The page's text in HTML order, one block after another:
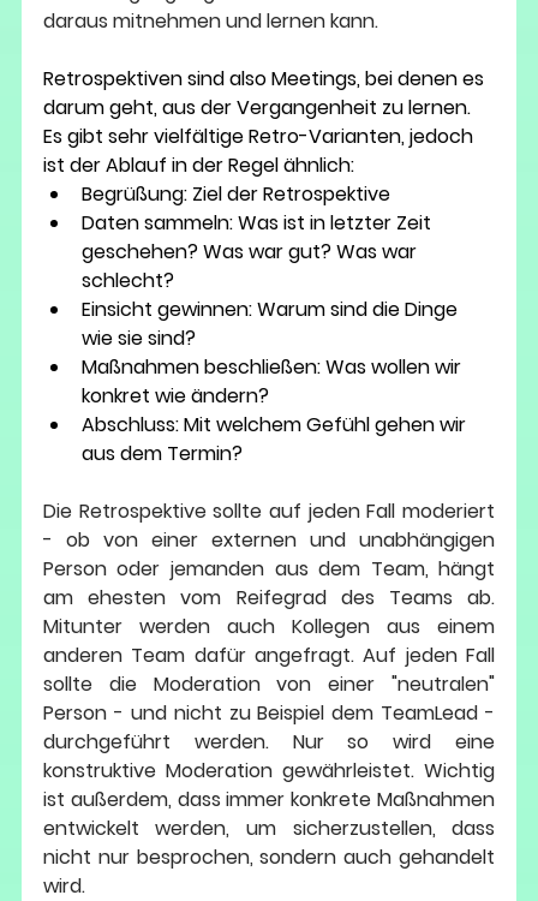
daraus mitnehmen und lernen kann.
Retrospektiven sind also Meetings, bei denen es
darum geht, aus der Vergangenheit zu lernen.
Es gibt sehr vielfältige Retro-Varianten, jedoch
ist der Ablauf in der Regel ähnlich:
Begrüßung: Ziel der Retrospektive
Daten sammeln: Was ist in letzter Zeit
geschehen? Was war gut? Was war
schlecht?
Einsicht gewinnen: Warum sind die Dinge
wie sie sind?
Maßnahmen beschließen: Was wollen wir
konkret wie ändern?
Abschluss: Mit welchem Gefühl gehen wir
aus dem Termin?
Die Retrospektive sollte auf jeden Fall moderiert
- ob von einer externen und unabhängigen
Person oder jemanden aus dem Team, hängt
am ehesten vom Reifegrad des Teams ab.
Mitunter werden auch Kollegen aus einem
anderen Team dafür angefragt. Auf jeden Fall
sollte die Moderation von einer "neutralen"
Person - und nicht zu Beispiel dem TeamLead -
durchgeführt werden. Nur so wird eine
konstruktive Moderation gewährleistet. Wichtig
ist außerdem, dass immer konkrete Maßnahmen
entwickelt werden, um sicherzustellen, dass
nicht nur besprochen, sondern auch gehandelt
wird.